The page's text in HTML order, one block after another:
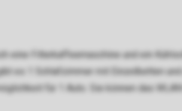
eine Filterkaffeemaschine und ein
es 1 Schlafzimmer mit Einzelbetten
für 1 Auto. Sie können das